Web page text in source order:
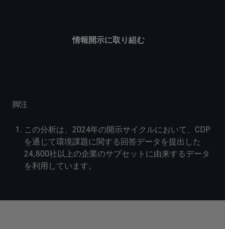
情報開示に取り組む
脚注
この分析は、2024年の開示サイクルにおいて、CDP
を通じて環境課題に関する回答データを提出した
24,800社以上の企業のサブセットに由来するデータ
を利用しています。